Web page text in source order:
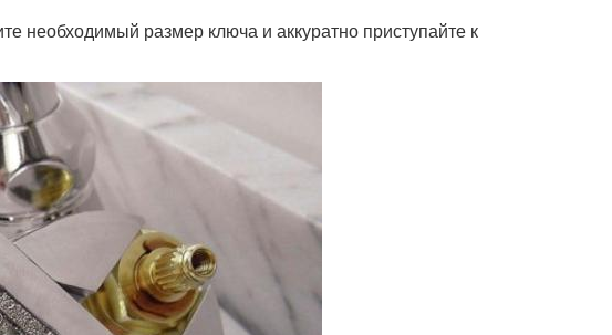
необходимый размер ключа и аккуратно приступайте к